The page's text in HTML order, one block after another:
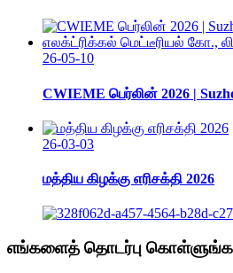
26-05-10
CWIEME பெர்லின் 2026 |
26-03-03
மத்திய கிழக்கு எரிசக்தி 2026
எங்களைத் தொடர்பு